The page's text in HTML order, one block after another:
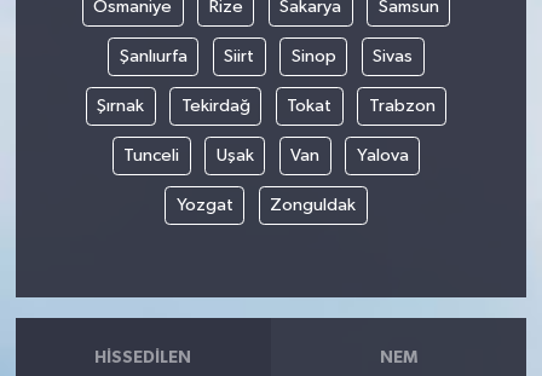
Osmaniye Rize Sakarya Samsun
Şanlıurfa Siirt Sinop Sivas
Şırnak Tekirdağ Tokat Trabzon
Tunceli Uşak Van Yalova
Yozgat Zonguldak
HISSEDILEN NEM